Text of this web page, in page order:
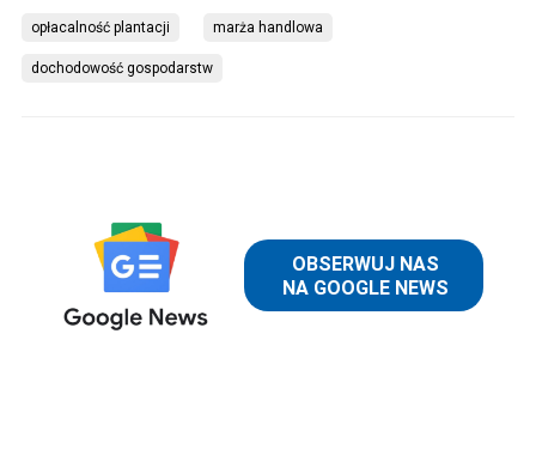
opłacalność plantacji marża handlowa
dochodowość gospodarstw